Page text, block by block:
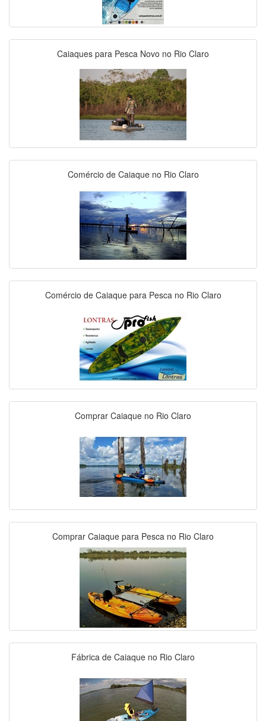
Caiaques para Pesca Novo no Rio Claro
Comércio de Caiaque no Rio Claro
Comércio de Caiaque para Pesca no Rio Claro
Comprar Caiaque no Rio Claro
Comprar Caiaque para Pesca no Rio Claro
Fábrica de Caiaque no Rio Claro